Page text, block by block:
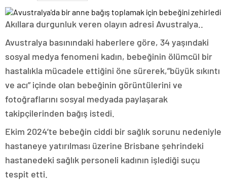
Akıllara durgunluk veren olayın adresi Avustralya..
Avustralya basınındaki haberlere göre, 34 yaşındaki
sosyal medya fenomeni kadın, bebeğinin ölümcül bir
hastalıkla mücadele ettiğini öne sürerek,”büyük sıkıntı
ve acı” içinde olan bebeğinin görüntülerini ve
fotoğraflarını sosyal medyada paylaşarak
takipçilerinden bağış istedi.
Ekim 2024’te bebeğin ciddi bir sağlık sorunu nedeniyle
hastaneye yatırılması üzerine Brisbane şehrindeki
hastanedeki sağlık personeli kadının işlediği suçu
tespit etti.